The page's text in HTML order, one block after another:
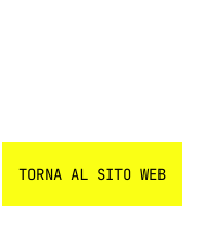
TORNA AL SITO WEB